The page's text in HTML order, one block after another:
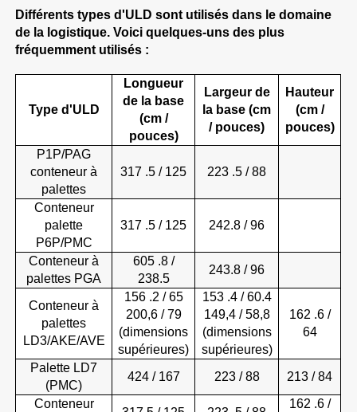
Différents types d'ULD sont utilisés dans le domaine
de la logistique. Voici quelques-uns des plus
fréquemment utilisés :
Type d'ULD
Longueur
de la base
(cm /
pouces)
Largeur de
la base (cm
/ pouces)
Hauteur
(cm /
pouces)
P1P/PAG
conteneur à
palettes
317 .5 / 125 223 .5 / 88
Conteneur
palette
P6P/PMC
317 .5 / 125 242.8 / 96
Conteneur à
palettes PGA
605 .8 /
238.5
243.8 / 96
Conteneur à
palettes
LD3/AKE/AVE
156 .2 / 65
200,6 / 79
(dimensions
supérieures)
153 .4 / 60.4
149,4 / 58,8
(dimensions
supérieures)
162 .6 /
64
Palette LD7
(PMC)
424 / 167 223 / 88
213 / 84
Conteneur
162 .6 /